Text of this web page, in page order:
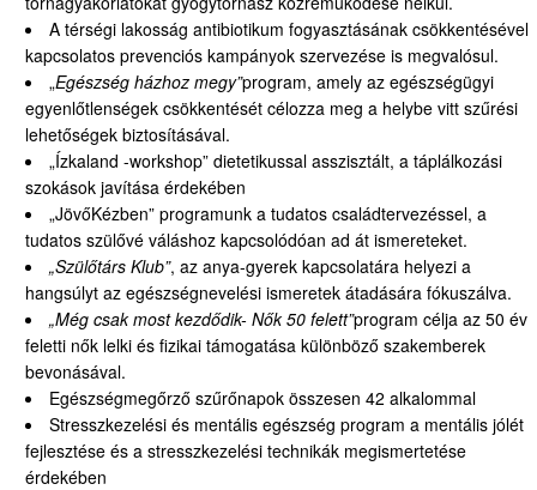
A térségi lakosság antibiotikum fogyasztásának csökkentésével
kapcsolatos prevenciós kampányok szervezése is megvalósul.
„Egészség házhoz megy”program, amely az egészségügyi
egyenlőtlenségek csökkentését célozza meg a helybe vitt szűrési
lehetőségek biztosításával.
„Ízkaland -workshop” dietetikussal asszisztált, a táplálkozási
szokások javítása érdekében
„JövőKézben” programunk a tudatos családtervezéssel, a
tudatos szülővé váláshoz kapcsolódóan ad át ismereteket.
„Szülőtárs Klub”, az anya-gyerek kapcsolatára helyezi a
hangsúlyt az egészségnevelési ismeretek átadására fókuszálva.
„Még csak most kezdődik- Nők 50 felett”program célja az 50 év
feletti nők lelki és fizikai támogatása különböző szakemberek
bevonásával.
Egészségmegőrző szűrőnapok összesen 42 alkalommal
Stresszkezelési és mentális egészség program a mentális jólét
fejlesztése és a stresszkezelési technikák megismertetése
érdekében